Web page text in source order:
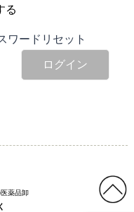
る
ワードリセット
ログイン
薬品卸